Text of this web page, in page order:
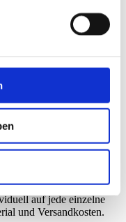
der Artikel nicht mehr
auf jede einzelne
und Versandkosten.